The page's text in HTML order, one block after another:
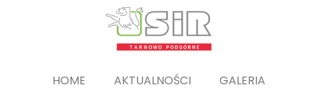
HOME AKTUALNOŚCI
GALERIA